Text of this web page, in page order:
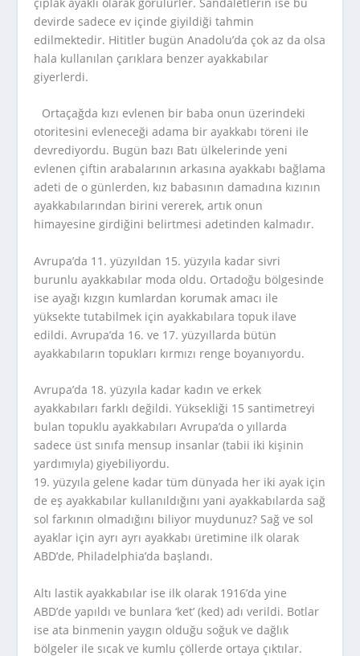
devirde sadece ev içinde giyildiği tahmin
edilmektedir. Hititler bugün Anadolu’da çok az da olsa
hala kullanılan çarıklara benzer ayakkabılar
giyerlerdi.
Ortaçağda kızı evlenen bir baba onun üzerindeki
otoritesini evleneceği adama bir ayakkabı töreni ile
devrediyordu. Bugün bazı Batı ülkelerinde yeni
evlenen çiftin arabalarının arkasına ayakkabı bağlama
adeti de o günlerden, kız babasının damadına kızının
ayakkabılarından birini vererek, artık onun
himayesine girdiğini belirtmesi adetinden kalmadır.
Avrupa’da 11. yüzyıldan 15. yüzyıla kadar sivri
burunlu ayakkabılar moda oldu. Ortadoğu bölgesinde
ise ayağı kızgın kumlardan korumak amacı ile
yüksekte tutabilmek için ayakkabılara topuk ilave
edildi. Avrupa’da 16. ve 17. yüzyıllarda bütün
ayakkabıların topukları kırmızı renge boyanıyordu.
Avrupa’da 18. yüzyıla kadar kadın ve erkek
ayakkabıları farklı değildi. Yüksekliği 15 santimetreyi
bulan topuklu ayakkabıları Avrupa’da o yıllarda
sadece üst sınıfa mensup insanlar (tabii iki kişinin
yardımıyla) giyebiliyordu.
19. yüzyıla gelene kadar tüm dünyada her iki ayak için
de eş ayakkabılar kullanıldığını yani ayakkabılarda sağ
sol farkının olmadığını biliyor muydunuz? Sağ ve sol
ayaklar için ayrı ayrı ayakkabı üretimine ilk olarak
ABD’de, Philadelphia’da başlandı.
Altı lastik ayakkabılar ise ilk olarak 1916’da yine
ABD’de yapıldı ve bunlara ‘ket’ (ked) adı verildi. Botlar
ise ata binmenin yaygın olduğu soğuk ve dağlık
bölgeler ile sıcak ve kumlu çöllerde ortaya çıktılar.